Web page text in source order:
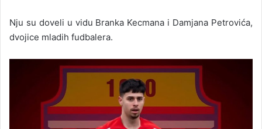
Nju su doveli u vidu Branka Kecmana i Damjana Petrovića,
dvojice mladih fudbalera.